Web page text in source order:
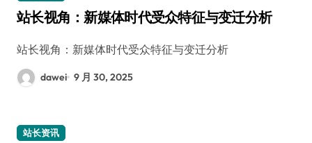
站长视角：新媒体时代受众特征与变迁分析
站长视角：新媒体时代受众特征与变迁分析
dawei 9 月 30, 2025
站长资讯